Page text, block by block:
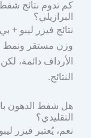
كم تدوم نتائج شفط
البرازيلي؟
نتائج فيزر ليبو
وزن مستقر ونمط
الأرداف دائمة،
النتائج.
هل شفط الدهون
التقليدي؟
نعم، يُعتبر فيزر